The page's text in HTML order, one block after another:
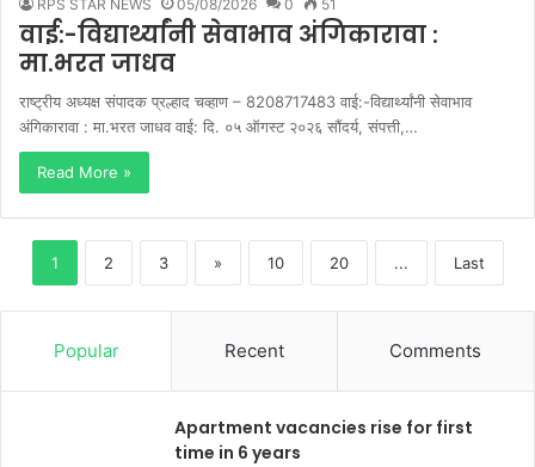
RPS STAR NEWS 05/08/2026 0 51
वाई:-विद्यार्थ्यांनी सेवाभाव अंगिकारावा :
मा.भरत जाधव
राष्ट्रीय अध्यक्ष संपादक प्रल्हाद चव्हाण – 8208717483 वाई:-विद्यार्थ्यांनी सेवाभाव
अंगिकारावा : मा.भरत जाधव वाई: दि. ०५ ऑगस्ट २०२६ सौंदर्य, संपत्ती,…
Read More »
1 2 3 » 10 20 ... Last
Popular Recent Comments
Apartment vacancies rise for first
time in 6 years